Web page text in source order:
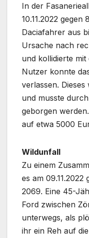
In der
10.11.2022
Daciafahrer aus
Ursache nach
und kollidierte
Nutzer konnte
verlassen.
und musste
geborgen
auf etwa 5000
Wildunfall
Zu einem
es am
2069. Eine 45-
Ford zwischen
unterwegs, als
ihr ein Reh auf